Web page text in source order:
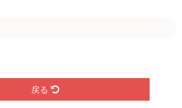
戻る